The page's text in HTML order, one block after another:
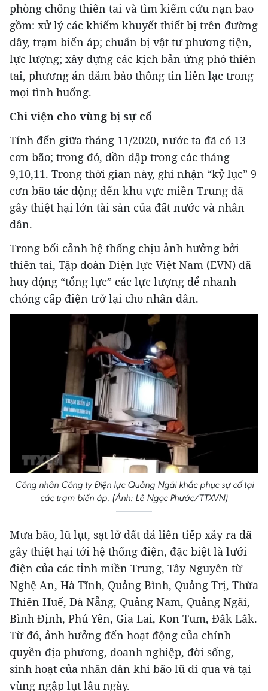
phòng chống thiên tai và tìm kiếm cứu nạn bao
gồm: xử lý các khiếm khuyết thiết bị trên đường
dây, trạm biến áp; chuẩn bị vật tư phương tiện,
lực lượng; xây dựng các kịch bản ứng phó thiên
tai, phương án đảm bảo thông tin liên lạc trong
mọi tình huống.
Chi viện cho vùng bị sự cố
Tính đến giữa tháng 11/2020, nước ta đã có 13
cơn bão; trong đó, dồn dập trong các tháng
9,10,11. Trong thời gian này, ghi nhận “kỷ lục” 9
cơn bão tác động đến khu vực miền Trung đã
gây thiệt hại lớn tài sản của đất nước và nhân
dân.
Trong bối cảnh hệ thống chịu ảnh hưởng bởi
thiên tai, Tập đoàn Điện lực Việt Nam (EVN) đã
huy động “tổng lực” các lực lượng để nhanh
chóng cấp điện trở lại cho nhân dân.
Công nhân Công ty Điện lực Quảng Ngãi khắc phục sự cố tại
các trạm biến áp. (Ảnh: Lê Ngọc Phước/TTXVN)
Mưa bão, lũ lụt, sạt lở đất đá liên tiếp xảy ra đã
gây thiệt hại tới hệ thống điện, đặc biệt là lưới
điện của các tỉnh miền Trung, Tây Nguyên từ
Nghệ An, Hà Tĩnh, Quảng Bình, Quảng Trị, Thừa
Thiên Huế, Đà Nẵng, Quảng Nam, Quảng Ngãi,
Bình Định, Phú Yên, Gia Lai, Kon Tum, Đắk Lắk.
Từ đó, ảnh hưởng đến hoạt động của chính
quyền địa phương, doanh nghiệp, đời sống,
sinh hoạt của nhân dân khi bão lũ đi qua và tại
vùng ngập lụt lâu ngày.